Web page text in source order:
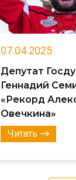
07.04.2025
Депутат
Геннадий
«Рекорд
Овечкина»
Читать